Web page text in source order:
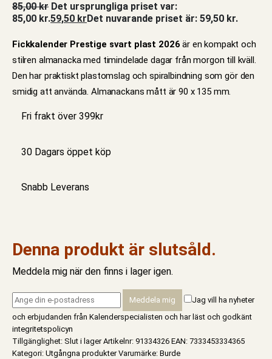
85,00kr Det ursprungliga priset var:
85,00 kr.59,50 krDet nuvarande priset är: 59,50 kr.
Fickkalender Prestige svart plast 2026 är en kompakt och
stilren almanacka med timindelade dagar från morgon till kväll.
Den har praktiskt plastomslag och spiralbindning som gör den
smidig att använda. Almanackans mått är 90 x 135 mm.
Fri frakt över 399kr
30 Dagars öppet köp
Snabb Leverans
Denna produkt är slutsåld.
Meddela mig när den finns i lager igen.
Jag vill ha nyheter
och erbjudanden från Kalenderspecialisten och har läst och godkänt
integritetspolicyn
Tillgänglighet: Slut i lager Artikelnr: 91334326 EAN: 7333453334365
Kategori: Utgångna produkter Varumärke: Burde